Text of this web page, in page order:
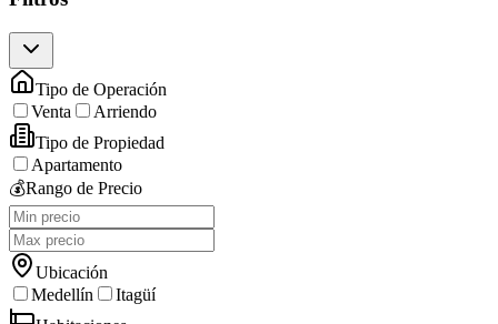
Tipo de Operación
Venta
Arriendo
Tipo de Propiedad
Apartamento
💰Rango de Precio
Ubicación
Medellín
Itagüí